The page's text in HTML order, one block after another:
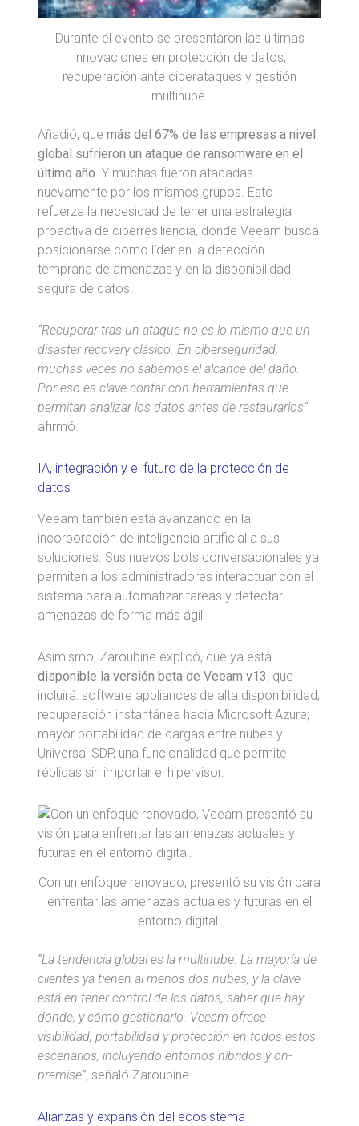
Durante el evento se presentaron las últimas
innovaciones en protección de datos,
recuperación ante ciberataques y gestión
multinube.
Añadió, quemás del 67% de las empresas a nivel
global sufrieron un ataque de ransomware en el
último año. Y muchas fueron atacadas
nuevamente por los mismos grupos. Esto
refuerza la necesidad de tener una estrategia
proactiva de ciberresiliencia, donde Veeam busca
posicionarse como líder en la detección
temprana de amenazas y en la disponibilidad
segura de datos.
“Recuperar tras un ataque no es lo mismo que un
disaster recovery clásico. En ciberseguridad,
muchas veces no sabemos el alcance del daño.
Por eso es clave contar con herramientas que
permitan analizar los datos antes de restaurarlos”,
afirmó.
IA, integración y el futuro de la protección de
datos
Veeam también está avanzando en la
incorporación de inteligencia artificial a sus
soluciones. Sus nuevos bots conversacionales ya
permiten a los administradores interactuar con el
sistema para automatizar tareas y detectar
amenazas de forma más ágil.
Asimismo, Zaroubine explicó, que ya está
disponible la versión beta de Veeam v13, que
incluirá: software appliances de alta disponibilidad;
recuperación instantánea hacia Microsoft Azure;
mayor portabilidad de cargas entre nubes y
Universal SDP, una funcionalidad que permite
réplicas sin importar el hipervisor.
Con un enfoque renovado, presentó su visión para
enfrentar las amenazas actuales y futuras en el
entorno digital.
“La tendencia global es la multinube. La mayoría de
clientes ya tienen al menos dos nubes, y la clave
está en tener control de los datos, saber qué hay
dónde, y cómo gestionarlo. Veeam ofrece
visibilidad, portabilidad y protección en todos estos
escenarios, incluyendo entornos híbridos y on-
premise”, señaló Zaroubine.
Alianzas y expansión del ecosistema